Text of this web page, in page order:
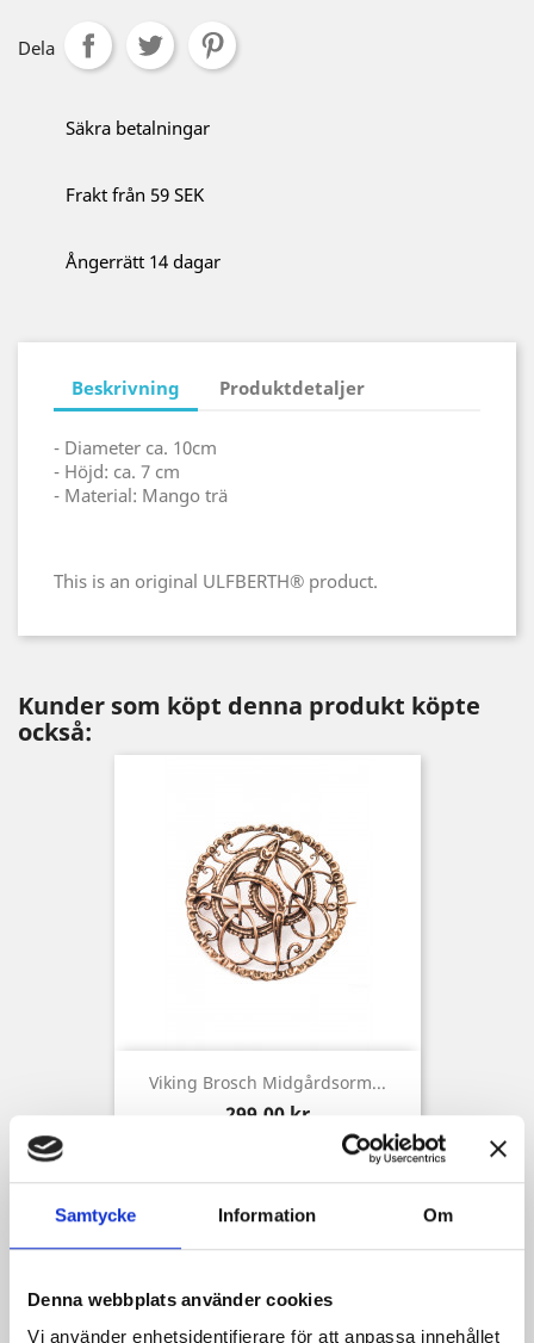
Samtycke Information Om
Denna webbplats använder cookies
Vi använder enhetsidentifierare för att anpassa innehållet
Dela
Säkra betalningar
Frakt från 59 SEK
Ångerrätt 14 dagar
Beskrivning Produktdetaljer
- Diameter ca. 10cm
- Höjd: ca. 7 cm
- Material: Mango trä
This is an original ULFBERTH® product.
Kunder som köpt denna produkt köpte
också:
Viking Brosch Midgårdsorm...
Pris
299,00 kr